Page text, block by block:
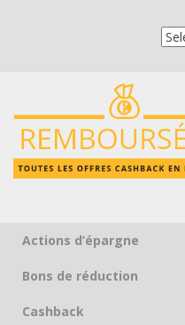
Skip to content
Actions d’épargne
Bons de réduction
Cashback